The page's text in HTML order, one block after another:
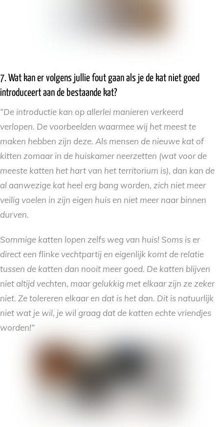
7. Wat kan er volgens jullie fout gaan als je de kat niet goed
introduceert aan de bestaande kat?
“De introductie kan op allerlei manieren verkeerd
verlopen. De voorbeelden waarmee wij het meest te
maken hebben zijn deze. Als mensen de nieuwe kat of
kitten zomaar in de huiskamer neerzetten (wat voor de
meeste katten het hart van het territorium is), dan kan de
al aanwezige kat heel erg bang worden, zich niet meer
veilig voelen in zijn eigen huis en niet meer naar binnen
durven.
Sommige katten lopen zelfs weg van huis! Soms is er
direct een flinke vechtpartij en eigenlijk komt de relatie
tussen de katten dan nooit meer goed. De katten blijven
niet altijd vechten, maar gelukkig met elkaar zijn ze zeker
niet. Ze tolereren elkaar en dat is het dan. Dit is natuurlijk
niet wat je wil, je wil graag dat de katten echte vriendjes
worden!”